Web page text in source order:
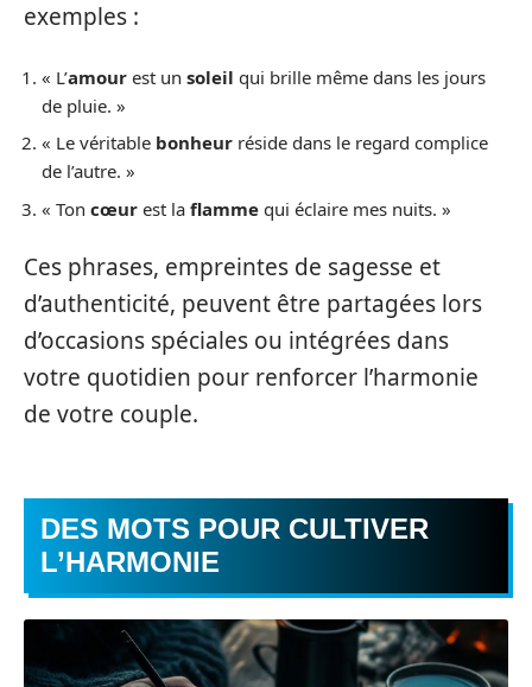
exemples :
« L’amour est un soleil qui brille même dans les jours
de pluie. »
« Le véritable bonheur réside dans le regard complice
de l’autre. »
« Ton cœur est la flamme qui éclaire mes nuits. »
Ces phrases, empreintes de sagesse et
d’authenticité, peuvent être partagées lors
d’occasions spéciales ou intégrées dans
votre quotidien pour renforcer l’harmonie
de votre couple.
DES MOTS POUR CULTIVER
L’HARMONIE